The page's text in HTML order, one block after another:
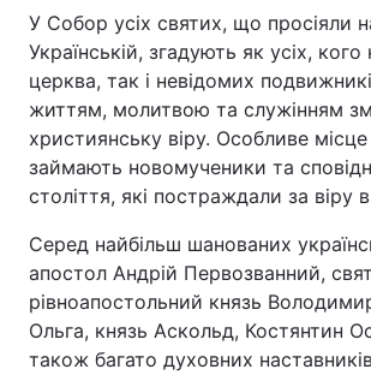
У Собор усіх святих, що просіяли
Українській, згадують як усіх, кого
церква, так і невідомих
життям, молитвою та служінням
християнську віру. Особливе місце
займають новомученики та
століття, які постраждали за віру
Серед найбільш шанованих
апостол Андрій Первозванний,
рівноапостольний князь
Ольга, князь Аскольд, Костянтин
також багато духовних